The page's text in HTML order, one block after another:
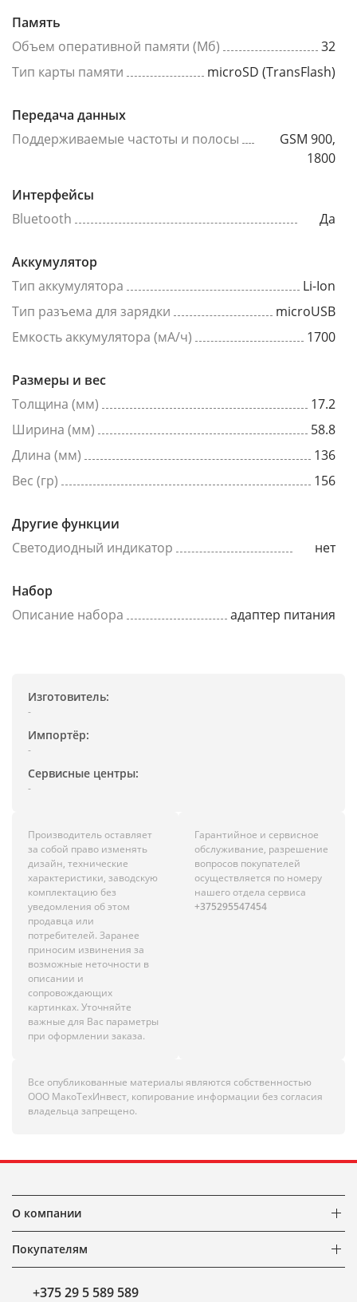
Память
Объем оперативной памяти (Мб)
32
Тип карты памяти
microSD (TransFlash)
Передача данных
Поддерживаемые частоты и полосы
GSM 900,
1800
Интерфейсы
Bluetooth
Да
Аккумулятор
Тип аккумулятора
Li-Ion
Тип разъема для зарядки
microUSB
Емкость аккумулятора (мА/ч)
1700
Размеры и вес
Толщина (мм)
17.2
Ширина (мм)
58.8
Длина (мм)
136
Вес (гр)
156
Другие функции
Светодиодный индикатор
нет
Набор
Описание набора
адаптер питания
Изготовитель:
-
Импортёр:
-
Сервисные центры:
-
Производитель оставляет
за собой право изменять
дизайн, технические
характеристики, заводскую
комплектацию без
уведомления об этом
продавца или
потребителей. Заранее
приносим извинения за
возможные неточности в
описании и
сопровождающих
картинках. Уточняйте
важные для Вас параметры
при оформлении заказа.
Гарантийное и сервисное
обслуживание, разрешение
вопросов покупателей
осуществляется по номеру
нашего отдела сервиса
+375295547454
Все опубликованные материалы являются собственностью
ООО МакоТехИнвест, копирование информации без согласия
владельца запрещено.
О компании
Покупателям
+375 29 5 589 589